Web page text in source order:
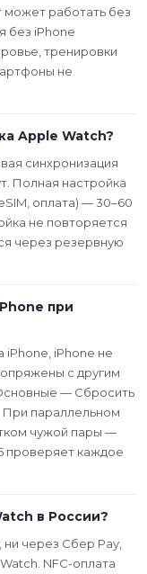
может работать без
без iPhone
тренировки
не
Apple Watch?
синхронизация
Полная настройка
оплата) — 30–60
не повторяется
через резервную
при
iPhone не
с другим
— Сбросить
параллельном
чужой пары —
проверяет каждое
в России?
через Сбер Pay,
NFC-оплата